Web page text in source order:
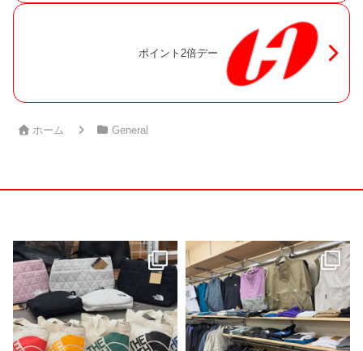
ポイント2倍デー
ホーム General